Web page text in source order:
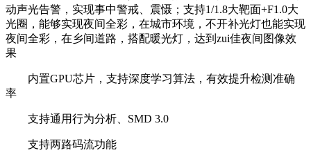
动声光告警，实现事中警戒、震慑；支持1/1.8大靶面+F1.0大
光圈，能够实现夜间全彩，在城市环境，不开补光灯也能实现
夜间全彩，在乡间道路，搭配暖光灯，达到zui佳夜间图像效
果
内置GPU芯片，支持深度学习算法，有效提升检测准确
率
支持通用行为分析、SMD 3.0
支持两路码流功能